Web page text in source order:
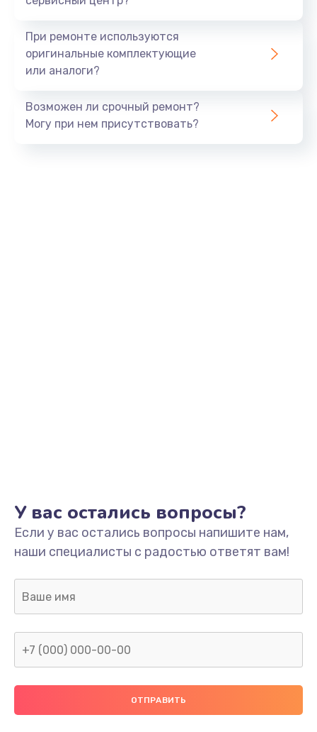
При ремонте используются
оригинальные комплектующие
или аналоги?
Возможен ли срочный ремонт?
Могу при нем присутствовать?
У вас остались вопросы?
Если у вас остались вопросы напишите нам,
наши специалисты с радостью ответят вам!